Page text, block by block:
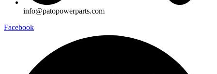
info@patopowerparts.com
Facebook